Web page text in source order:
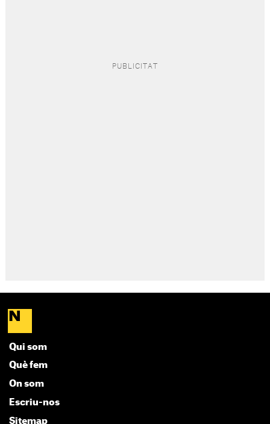
Qui som
Què fem
On som
Escriu-nos
Sitemap